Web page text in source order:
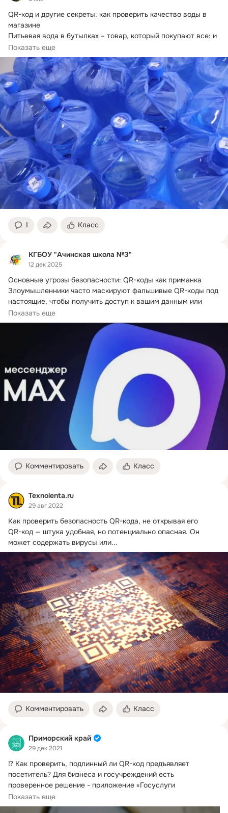
QR-код и другие секреты: как проверить качество воды в
магазине
Питьевая вода в бутылках – товар, который покупают все: и
компании для своих сотрудников, и обычные люди.
Показать еще
1 Класс
КГБОУ "Ачинская школа №3"
12 дек 2025
Основные угрозы безопасности: QR-коды как приманка
Злоумышленники часто маскируют фальшивые QR-коды под
настоящие, чтобы получить доступ к вашим данным или
деньгам. Классическая схема проста:
Показать еще
Комментировать Класс
Texnolenta.ru
29 авг 2022
Как проверить безопасность QR-кода, не открывая его
QR-код — штука удобная, но потенциально опасная. Он
может содержать вирусы или...
Комментировать Класс
Приморский край
29 дек 2021
⁉️ Как проверить, подлинный ли QR-код предъявляет
посетитель? Для бизнеса и госучреждений есть
проверенное решение - приложение «Госуслуги
Стопкоронавирус».
Показать еще